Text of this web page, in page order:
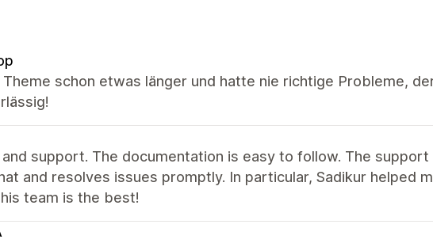
schon etwas länger und hatte nie richtige Probleme,
support. The documentation is easy to follow. The
and resolves issues promptly. In particular, Sadikur helped
team is the best!